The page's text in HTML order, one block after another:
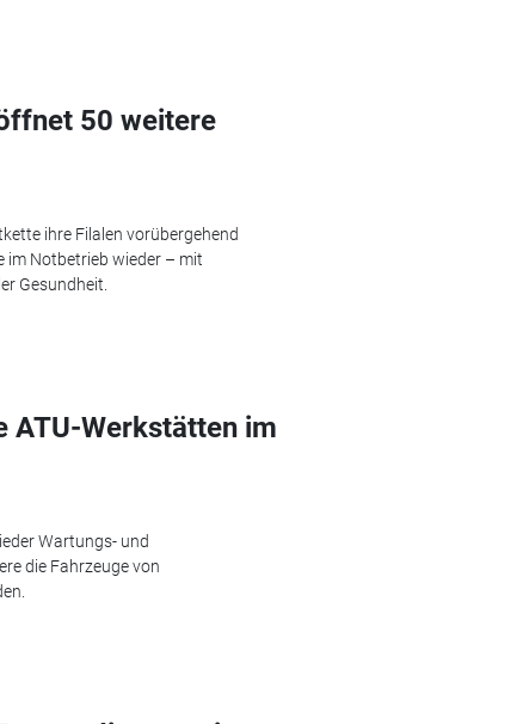
50 weitere
ihre Filalen vorübergehend
im Notbetrieb wieder – mit
Gesundheit.
ATU-Werkstätten im
Wartungs- und
die Fahrzeuge von